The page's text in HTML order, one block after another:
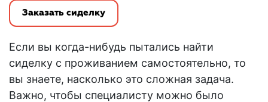
Заказать сиделку
Если вы когда-нибудь пытались найти
сиделку с проживанием самостоятельно, то
вы знаете, насколько это сложная задача.
Важно, чтобы специалисту можно было